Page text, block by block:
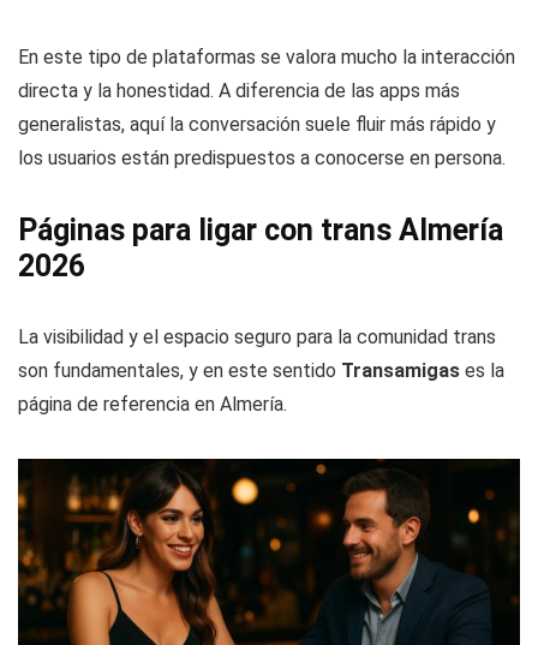
En este tipo de plataformas se valora mucho la interacción
directa y la honestidad. A diferencia de las apps más
generalistas, aquí la conversación suele fluir más rápido y
los usuarios están predispuestos a conocerse en persona.
Páginas para ligar con trans Almería
2026
La visibilidad y el espacio seguro para la comunidad trans
son fundamentales, y en este sentido Transamigas es la
página de referencia en Almería.